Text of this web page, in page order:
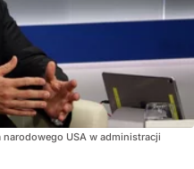
USA w administracji